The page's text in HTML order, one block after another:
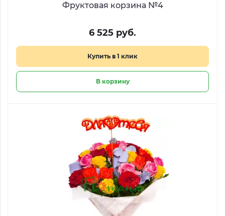
Фруктовая корзина №4
6 525 руб.
Купить в 1 клик
В корзину